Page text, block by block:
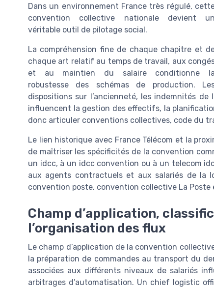
Dans un environnement France très régulé,
convention collective nationale devient un
véritable outil de pilotage social.
La compréhension fine de chaque chapitre et
chaque art relatif au temps de travail, aux
et au maintien du salaire conditionne la
robustesse des schémas de production.
dispositions sur l’ancienneté, les indemnités
influencent la gestion des effectifs, la
donc articuler conventions collectives, code du
Le lien historique avec France Télécom et la
de maîtriser les spécificités de la convention
un idcc, à un idcc convention ou à un telecom
aux agents contractuels et aux salariés de la
convention poste, convention collective La
Champ d’application,
l’organisation des flux
Le champ d’application de la convention
la préparation de commandes au transport du
associées aux différents niveaux de salariés
arbitrages d’automatisation. Un chief logistic